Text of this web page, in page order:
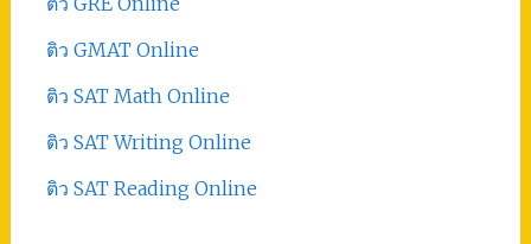
ติว GMAT Online
ติว SAT Math Online
ติว SAT Writing Online
ติว SAT Reading Online